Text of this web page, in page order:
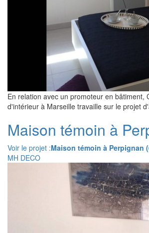
En relation avec un promoteur en bâtiment,
d'intérieur à Marseille travaille sur le projet
Maison témoin à
Voir le projet :Maison témoin à Perpignan
MH DECO